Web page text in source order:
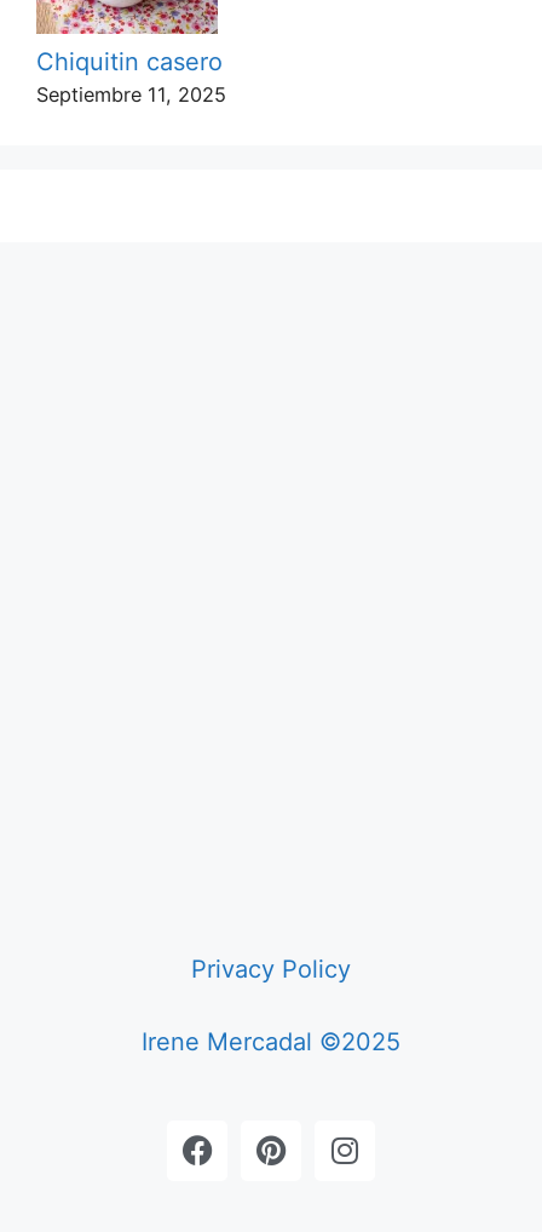
Chiquitin casero
Septiembre 11, 2025
Privacy Policy
Irene Mercadal ©2025